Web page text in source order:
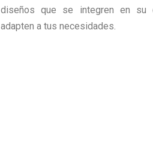
diseños que se integren en su
adapten a tus necesidades.